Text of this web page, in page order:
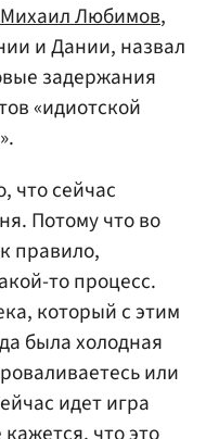
Михаил Любимов,
и Дании, назвал
задержания
«идиотской
что сейчас
Потому что во
правило,
то процесс.
который с этим
была холодная
или
идет игра